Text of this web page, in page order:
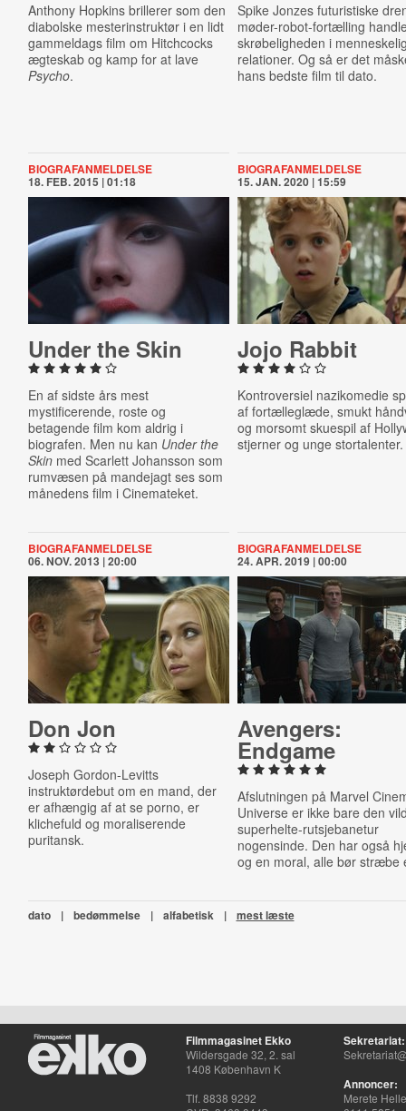
Anthony Hopkins brillerer som den
diabolske mesterinstruktør i en lidt
gammeldags film om Hitchcocks
ægteskab og kamp for at lave
Psycho.
Spike Jonzes futuristiske
møder-robot-fortælling
skrøbeligheden i
relationer. Og så er det
hans bedste film til dato.
BIOGRAFANMELDELSE
18. FEB. 2015 | 01:18
Under the Skin
En af sidste års mest
mystificerende, roste og
betagende film kom aldrig i
biografen. Men nu kan Under the
Skin med Scarlett Johansson som
rumvæsen på mandejagt ses som
månedens film i Cinemateket.
BIOGRAFANMELDELSE
15. JAN. 2020 | 15:59
Jojo Rabbit
Kontroversiel nazikomedie
af fortælleglæde, smukt
og morsomt skuespil af
stjerner og unge stortalenter.
BIOGRAFANMELDELSE
06. NOV. 2013 | 20:00
Don Jon
Joseph Gordon-Levitts
instruktørdebut om en mand, der
er afhængig af at se porno, er
klichefuld og moraliserende
puritansk.
BIOGRAFANMELDELSE
24. APR. 2019 | 00:00
Avengers:
Endgame
Afslutningen på Marvel
Universe er ikke bare den
superhelte-rutsjebanetur
nogensinde. Den har også
og en moral, alle bør stræbe
dato | bedømmelse | alfabetisk | mest læste
Filmmagasinet Ekko
Wildersgade 32, 2. sal
1408 København K
Tlf. 8838 9292
Sekretariat:
Annoncer:
Merete